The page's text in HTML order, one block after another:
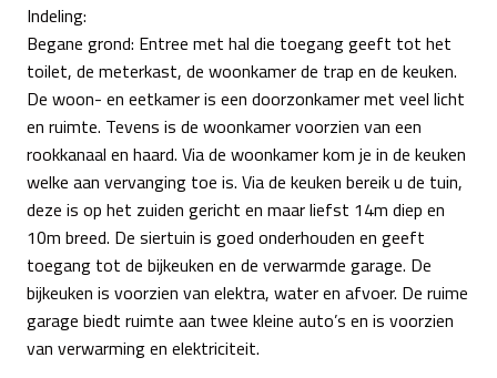
Indeling:
Begane grond: Entree met hal die toegang geeft tot het
toilet, de meterkast, de woonkamer de trap en de keuken.
De woon- en eetkamer is een doorzonkamer met veel licht
en ruimte. Tevens is de woonkamer voorzien van een
rookkanaal en haard. Via de woonkamer kom je in de keuken
welke aan vervanging toe is. Via de keuken bereik u de tuin,
deze is op het zuiden gericht en maar liefst 14m diep en
10m breed. De siertuin is goed onderhouden en geeft
toegang tot de bijkeuken en de verwarmde garage. De
bijkeuken is voorzien van elektra, water en afvoer. De ruime
garage biedt ruimte aan twee kleine auto’s en is voorzien
van verwarming en elektriciteit.